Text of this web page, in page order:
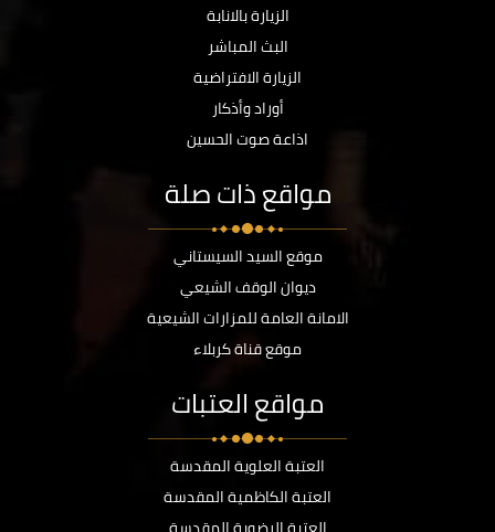
الزيارة بالانابة
البث المباشر
الزيارة الافتراضية
أوراد وأذكار
اذاعة صوت الحسين
مواقع ذات صلة
موقع السيد السيستاني
ديوان الوقف الشيعي
الامانة العامة للمزارات الشيعية
موقع قناة كربلاء
مواقع العتبات
العتبة العلوية المقدسة
العتبة الكاظمية المقدسة